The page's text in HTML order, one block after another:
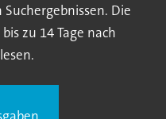
Die
zu 14 Tage nach